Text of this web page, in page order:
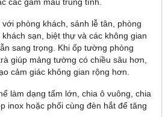
phòng khách, sảnh lễ tân, phòng
sạn, biệt thự và các không gian
sang trọng. Khi ốp tường phòng
giúp mảng tường có chiều sâu hơn,
cảm giác không gian rộng hơn.
làm dạng tấm lớn, chia ô vuông, chia
inox hoặc phối cùng đèn hắt để tăng